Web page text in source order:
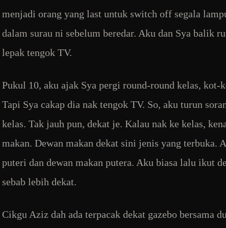
menjadi orang yang last untuk switch off segala
dalam surau ni sebelum beredar. Aku dan Sya balik
lepak tengok TV.
Pukul 10, aku ajak Sya pergi round-round kelas, kot-
Tapi Sya cakap dia nak tengok TV. So, aku turun
kelas. Tak jauh pun, dekat je. Kalau nak ke kelas,
makan. Dewan makan dekat sini jenis yang terbuka.
puteri dan dewan makan putera. Aku biasa lalu ikut
sebab lebih dekat.
Cikgu Aziz dah ada terpacak dekat gazebo bersama